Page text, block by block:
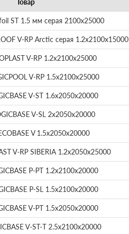
Товар
ST 1.5 мм серая 2100х25000
V-RP Arctic серая 1.2х2100х15000
V-RP 1.2х2100х25000
V-RP 1.5х2100х25000
V-ST 1.6х2050х20000
V-SL 2х2050х20000
V 1.5х2050х20000
V-RP SIBERIA 1.2х2050х25000
P-PT 1.2х2100х20000
P-SL 1.5х2100х20000
V-PT 1.5х2050х20000
V-ST-Т 2.5х2100х20000